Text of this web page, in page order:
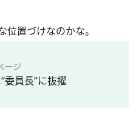
置づけなのかな。
ージ
委員長”に抜擢